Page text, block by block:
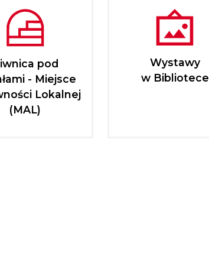
pod
- Miejsce
Lokalnej
(MAL)
Wystawy
w Bibliotece